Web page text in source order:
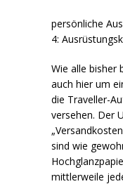
persönliche
4:
Wie alle bisher
auch hier um
die Traveller-
versehen. Der
sind wie
mittlerweile